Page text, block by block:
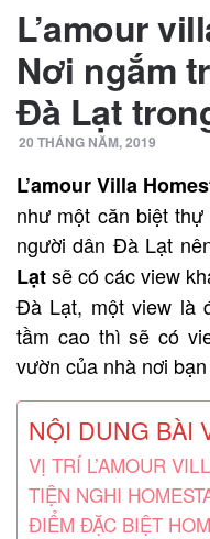
L’amour
Nơi ngắm
Đà Lạt
20 THÁNG NĂM, 2019
L’amour Villa
như một căn biệt
người dân Đà Lạt
Lạtsẽ có các view
Đà Lạt, một view là
tầm cao thì sẽ có
vườn của nhà nơi
NỘI DUNG BÀI
VỊ TRÍ L’AMOUR
TIỆN NGHI
ĐIỂM ĐẶC BIỆT